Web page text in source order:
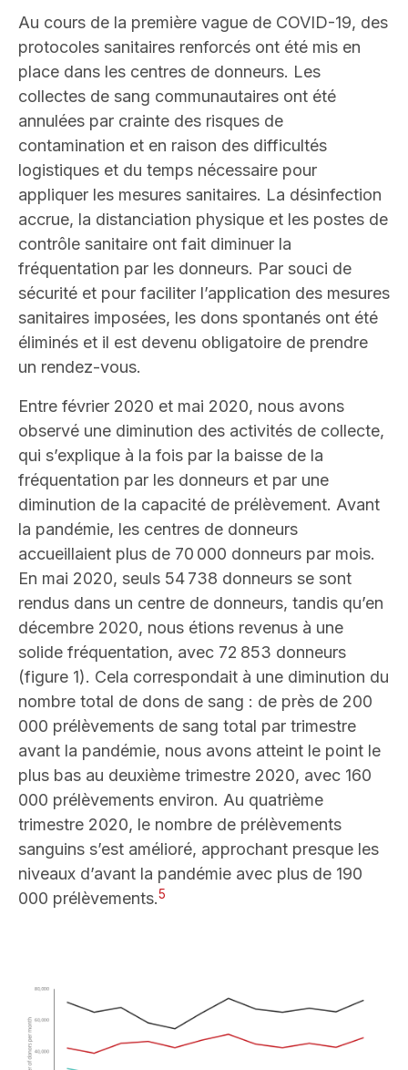
Au cours de la première vague de COVID-19, des
protocoles sanitaires renforcés ont été mis en
place dans les centres de donneurs. Les
collectes de sang communautaires ont été
annulées par crainte des risques de
contamination et en raison des difficultés
logistiques et du temps nécessaire pour
appliquer les mesures sanitaires. La désinfection
accrue, la distanciation physique et les postes de
contrôle sanitaire ont fait diminuer la
fréquentation par les donneurs. Par souci de
sécurité et pour faciliter l’application des mesures
sanitaires imposées, les dons spontanés ont été
éliminés et il est devenu obligatoire de prendre
un rendez-vous.
Entre février 2020 et mai 2020, nous avons
observé une diminution des activités de collecte,
qui s’explique à la fois par la baisse de la
fréquentation par les donneurs et par une
diminution de la capacité de prélèvement. Avant
la pandémie, les centres de donneurs
accueillaient plus de 70 000 donneurs par mois.
En mai 2020, seuls 54 738 donneurs se sont
rendus dans un centre de donneurs, tandis qu’en
décembre 2020, nous étions revenus à une
solide fréquentation, avec 72 853 donneurs
(figure 1). Cela correspondait à une diminution du
nombre total de dons de sang : de près de 200
000 prélèvements de sang total par trimestre
avant la pandémie, nous avons atteint le point le
plus bas au deuxième trimestre 2020, avec 160
000 prélèvements environ. Au quatrième
trimestre 2020, le nombre de prélèvements
sanguins s’est amélioré, approchant presque les
niveaux d’avant la pandémie avec plus de 190
000 prélèvements.5